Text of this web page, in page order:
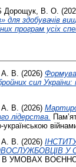
Дорощук, В. О.
для здобувачів
програм усіх
В. (2026)
сил
В.
(2026)
лідерства.
українською
А. В. (2026)
У
В УМОВАХ